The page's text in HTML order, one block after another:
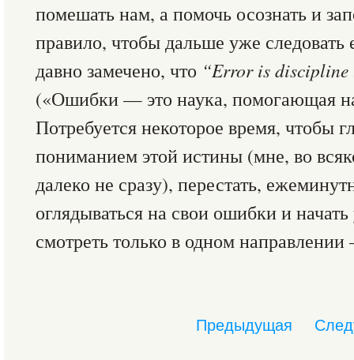
помешать нам, а помочь осознать и
правило, чтобы дальше уже
давно замечено, что “Error is discipline
(«Ошибки — это наука, помогающая
Потребуется некоторое время, чтобы
пониманием этой истины (мне, во
далеко не сразу), перестать,
оглядываться на свои ошибки и
смотреть только в одном
Предыдущая